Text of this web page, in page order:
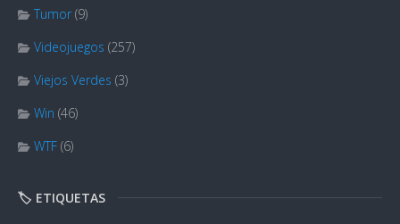
Tumor (9)
Videojuegos (257)
Viejos Verdes (3)
Win (46)
WTF (6)
🏷️ ETIQUETAS